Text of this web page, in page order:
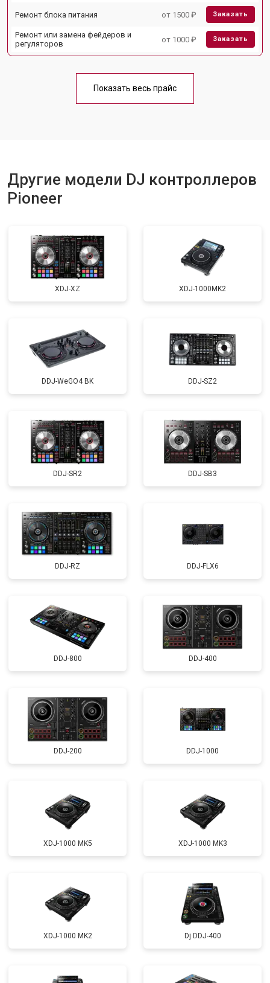
Ремонт блока питания от 1500 ₽ Заказать
Ремонт или замена фейдеров и
регуляторов
от 1000 ₽ Заказать
Показать весь прайс
Другие модели DJ контроллеров
Pioneer
XDJ-XZ XDJ-1000MK2
DDJ-WeGO4 BK DDJ-SZ2
DDJ-SR2 DDJ-SB3
DDJ-RZ DDJ-FLX6
DDJ-800 DDJ-400
DDJ-200 DDJ-1000
XDJ-1000 MK5 XDJ-1000 MK3
XDJ-1000 MK2 Dj DDJ-400